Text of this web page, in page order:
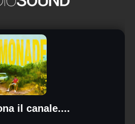
il canale....